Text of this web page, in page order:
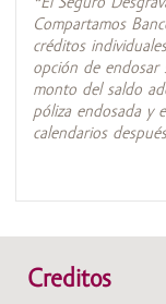
Compartamos
créditos
opción de endosar
monto del saldo
póliza endosada y
calendarios
Creditos